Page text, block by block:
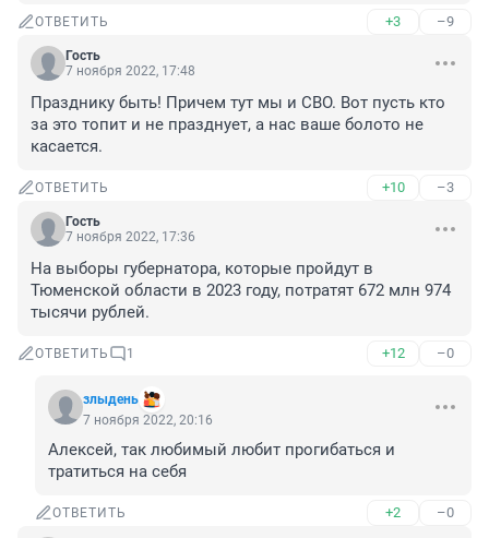
ОТВЕТИТЬ +3 –9
Гость
7 ноября 2022, 17:48
Празднику быть! Причем тут мы и СВО. Вот пусть кто
за это топит и не празднует, а нас ваше болото не
касается.
ОТВЕТИТЬ +10 –3
Гость
7 ноября 2022, 17:36
На выборы губернатора, которые пройдут в
Тюменской области в 2023 году, потратят 672 млн 974
тысячи рублей.
ОТВЕТИТЬ 1 +12 –0
злыдень
7 ноября 2022, 20:16
Алексей, так любимый любит прогибаться и
тратиться на себя
ОТВЕТИТЬ +2 –0